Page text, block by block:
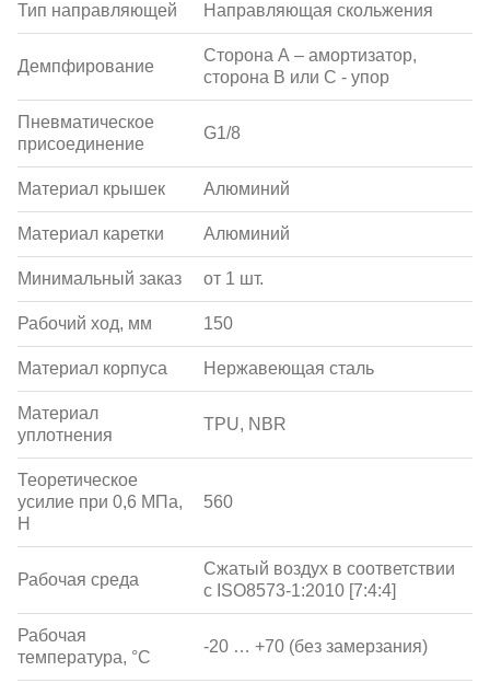
Тип направляющей Направляющая скольжения
Демпфирование
Сторона А – амортизатор,
сторона В или С - упор
Пневматическое
присоединение
G1/8
Материал крышек Алюминий
Материал каретки Алюминий
Минимальный заказ от 1 шт.
Рабочий ход, мм 150
Материал корпуса Нержавеющая сталь
Материал
уплотнения
TPU, NBR
Теоретическое
усилие при 0,6 МПа,
Н
560
Рабочая среда
Сжатый воздух в соответствии
с ISO8573-1:2010 [7:4:4]
Рабочая
температура, °С
-20 … +70 (без замерзания)